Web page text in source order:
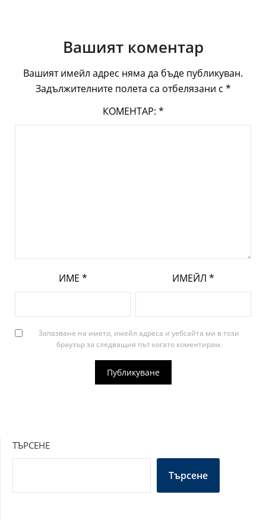
Вашият коментар
Вашият имейл адрес няма да бъде публикуван.
Задължителните полета са отбелязани с *
КОМЕНТАР: *
ИМЕ * ИМЕЙЛ *
Запазване на името, имейл адреса и уебсайта ми в този
браузър за следващия път когато коментирам.
ТЪРСЕНЕ
Търсене